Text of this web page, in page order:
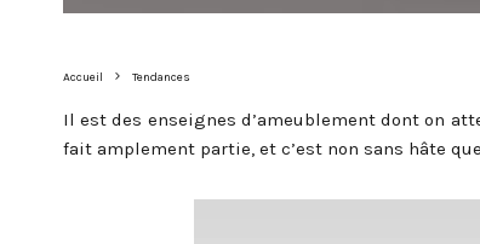
Accueil Tendances
Il est des enseignes d’ameublement dont on
fait amplement partie, et c’est non sans hâte